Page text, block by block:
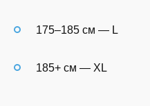
175–185 см — L
185+ см — XL